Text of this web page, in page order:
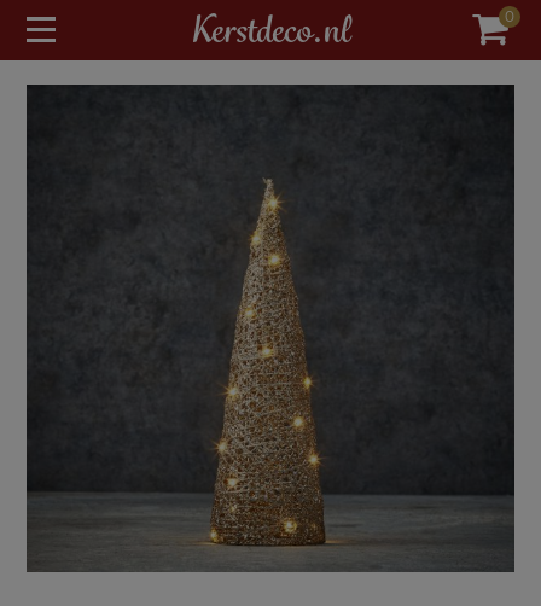
Kerstdeco.nl 0
modal-check